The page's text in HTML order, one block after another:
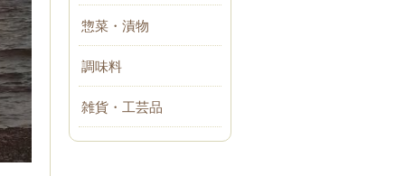
惣菜・漬物
調味料
雑貨・工芸品